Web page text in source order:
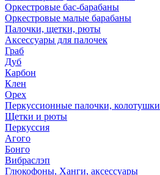
Оркестровые бас-барабаны
Оркестровые малые барабаны
Палочки, щетки, рюты
Аксессуары для палочек
Граб
Дуб
Карбон
Клен
Орех
Перкуссионные палочки, колотушки
Щетки и рюты
Перкуссия
Агого
Бонго
Вибраслэп
Глюкофоны, Ханги, аксессуары